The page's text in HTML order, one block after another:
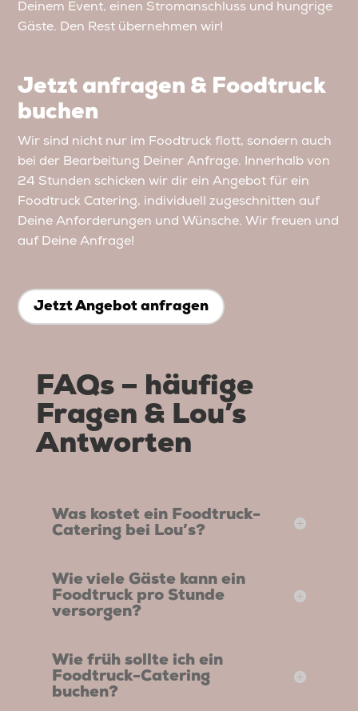
Deinem Event, einen Stromanschluss und hungrige
Gäste. Den Rest übernehmen wir!
Jetzt anfragen & Foodtruck
buchen
Wir sind nicht nur im Foodtruck flott, sondern auch
bei der Bearbeitung Deiner Anfrage. Innerhalb von
24 Stunden schicken wir dir ein Angebot für ein
Foodtruck Catering, individuell zugeschnitten auf
Deine Anforderungen und Wünsche. Wir freuen und
auf Deine Anfrage!
Jetzt Angebot anfragen
FAQs – häufige
Fragen & Lou’s
Antworten
Was kostet ein Foodtruck-
Catering bei Lou’s?
Wie viele Gäste kann ein
Foodtruck pro Stunde
versorgen?
Wie früh sollte ich ein
Foodtruck-Catering
buchen?